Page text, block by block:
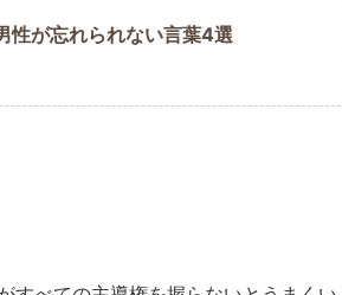
性が忘れられない言葉4選